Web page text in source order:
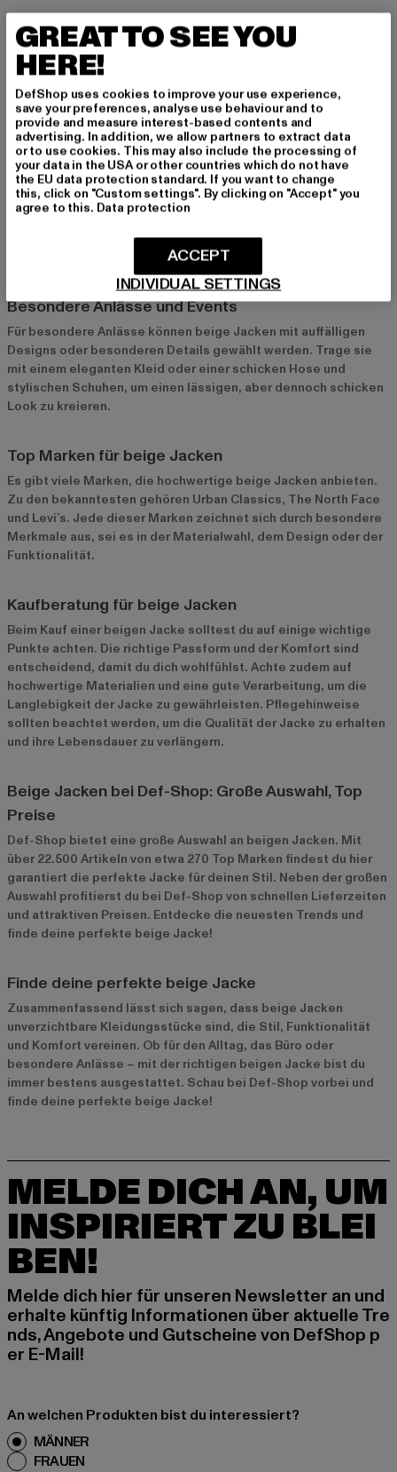
Business und formelle Anlässe
Im beruflichen Umfeld sind beige Jacken eine hervorragende
Wahl. Kombiniere sie mit einem Hemd, Blazer und
Lederschuhen für einen eleganten und professionellen Look,
der dennoch modern und stilvoll ist.
Streetwear und urbaner Style
In der Streetwear-Szene sind beige Jacken ein absolutes
Must-Have. Kombiniere sie mit oversized Oberteilen, Sneakers
und Accessoires wie Caps oder Beanies für einen
authentischen urbanen Look, der sowohl lässig als auch
Besondere Anlässe und Events
Für besondere Anlässe können beige Jacken mit auffälligen
Designs oder besonderen Details gewählt werden. Trage sie
mit einem eleganten Kleid oder einer schicken Hose und
stylischen Schuhen, um einen lässigen, aber dennoch schicken
Look zu kreieren.
Top Marken für beige Jacken
Es gibt viele Marken, die hochwertige beige Jacken anbieten.
Zu den bekanntesten gehören Urban Classics, The North Face
und Levi’s. Jede dieser Marken zeichnet sich durch besondere
Merkmale aus, sei es in der Materialwahl, dem Design oder der
Funktionalität.
Kaufberatung für beige Jacken
Beim Kauf einer beigen Jacke solltest du auf einige wichtige
Punkte achten. Die richtige Passform und der Komfort sind
entscheidend, damit du dich wohlfühlst. Achte zudem auf
hochwertige Materialien und eine gute Verarbeitung, um die
Langlebigkeit der Jacke zu gewährleisten. Pflegehinweise
sollten beachtet werden, um die Qualität der Jacke zu erhalten
und ihre Lebensdauer zu verlängern.
Beige Jacken bei Def-Shop: Große Auswahl, Top
Preise
Def-Shop bietet eine große Auswahl an beigen Jacken. Mit
über 22.500 Artikeln von etwa 270 Top Marken findest du hier
garantiert die perfekte Jacke für deinen Stil. Neben der großen
Auswahl profitierst du bei Def-Shop von schnellen Lieferzeiten
und attraktiven Preisen. Entdecke die neuesten Trends und
finde deine perfekte beige Jacke!
Finde deine perfekte beige Jacke
Zusammenfassend lässt sich sagen, dass beige Jacken
unverzichtbare Kleidungsstücke sind, die Stil, Funktionalität
und Komfort vereinen. Ob für den Alltag, das Büro oder
besondere Anlässe – mit der richtigen beigen Jacke bist du
immer bestens ausgestattet. Schau bei Def-Shop vorbei und
finde deine perfekte beige Jacke!
MELDE DICH AN, UM
INSPIRIERT ZU BLEI
BEN!
Melde dich hier für unseren Newsletter an und
erhalte künftig Informationen über aktuelle Tre
nds, Angebote und Gutscheine von DefShop p
er E-Mail!
An welchen Produkten bist du interessiert?
MÄNNER
FRAUEN
GREAT TO SEE YOU
HERE!
DefShop uses cookies to improve your use experience,
save your preferences, analyse use behaviour and to
provide and measure interest-based contents and
advertising. In addition, we allow partners to extract data
or to use cookies. This may also include the processing of
your data in the USA or other countries which do not have
the EU data protection standard. If you want to change
this, click on "Custom settings". By clicking on "Accept" you
agree to this. Data protection
INDIVIDUAL SETTINGS
ACCEPT